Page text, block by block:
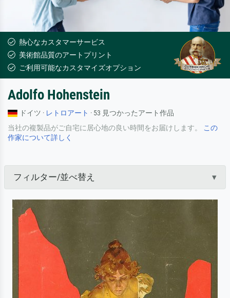
熱心なカスタマーサービス
美術館品質のアートプリント
ご利用可能なカスタマイズオプション
Adolfo Hohenstein
ドイツ · レトロアート · 53 見つかったアート作品
当社の複製品がご自宅に居心地の良い時間をお届けします。
この
作家について詳しく
フィルター/並べ替え